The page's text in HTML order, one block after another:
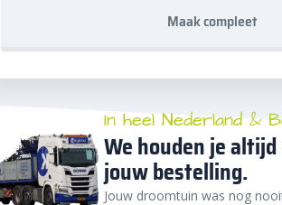
Maak compleet
In heel Nederland &
We houden je
jouw bestelling.
Jouw droomtuin was nog